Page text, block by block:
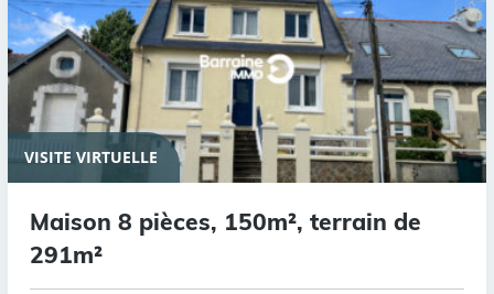
VISITE VIRTUELLE
Maison 8 pièces, 150m², terrain de
291m²